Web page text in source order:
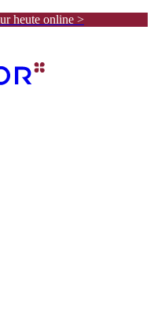
heute online >